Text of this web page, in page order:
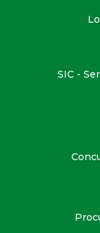
SIC -